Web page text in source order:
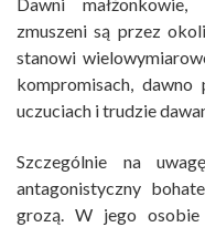
zmuszeni są przez
stanowi
kompromisach, dawno
uczuciach i trudzie
Szczególnie na
antagonistyczny
grozą. W jego